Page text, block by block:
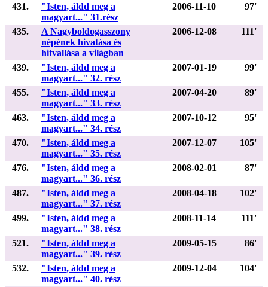
431.
"Isten, áldd meg a
magyart..." 31.rész
2006-11-10 97'
435.
A Nagyboldogasszony
népének hivatása és
hitvallása a világban
2006-12-08 111'
439.
"Isten, áldd meg a
magyart..." 32. rész
2007-01-19 99'
455.
"Isten, áldd meg a
magyart..." 33. rész
2007-04-20 89'
463.
"Isten, áldd meg a
magyart..." 34. rész
2007-10-12 95'
470.
"Isten, áldd meg a
magyart..." 35. rész
2007-12-07 105'
476.
"Isten, áldd meg a
magyart..." 36. rész
2008-02-01 87'
487.
"Isten, áldd meg a
magyart..." 37. rész
2008-04-18 102'
499.
"Isten, áldd meg a
magyart..." 38. rész
2008-11-14 111'
521.
"Isten, áldd meg a
magyart..." 39. rész
2009-05-15 86'
532.
"Isten, áldd meg a
magyart..." 40. rész
2009-12-04 104'